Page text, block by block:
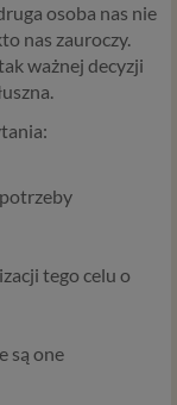
osoba nas nie
nas zauroczy.
ważnej decyzji
tego celu o
są one